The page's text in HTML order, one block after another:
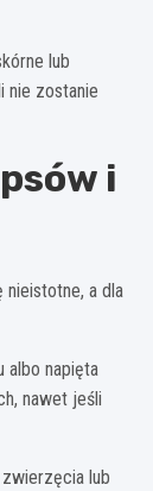
lub
nie zostanie
i
a dla
albo napięta
nawet jeśli
lub